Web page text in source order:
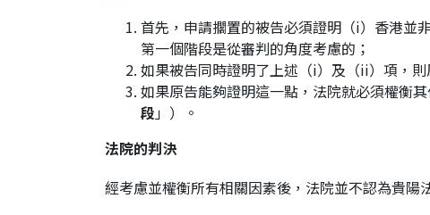
首先，申請擱置的被告必須證明（i）香港並
第一個階段是從審判的角度考慮的；
如果被告同時證明了上述（i）及（ii）項，
如果原告能夠證明這一點，法院就必須權衡
段」）。
法院的判決
經考慮並權衡所有相關因素後，法院並不認為貴陽